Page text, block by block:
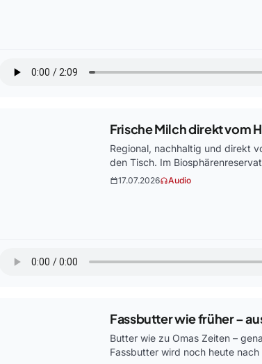
Frische Milch direkt vom
Regional, nachhaltig und direkt
den Tisch. Im
calendar_today17.07.2026headphonesAudio
Fassbutter wie früher –
Butter wie zu Omas Zeiten –
Fassbutter wird noch heute